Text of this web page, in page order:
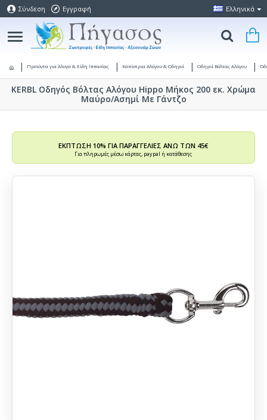
Σύνδεση Εγγραφή Ελληνικά
Προϊόντα για Άλογα & Είδη Ιππασίας Καπίστρια Αλόγου & Οδηγοί Οδηγοί Βόλτας Αλόγου
KERBL Οδηγός Βόλτας Αλόγου Hippo Μήκος 200 εκ. Χρώμα
Μαύρο/Ασημί Με Γάντζο
ΕΚΠΤΩΣΗ 10% ΓΙΑ ΠΑΡΑΓΓΕΛΙΕΣ ΑΝΩ ΤΩΝ 45€
Για πληρωμές μέσω κάρτας, paypal ή κατάθεσης